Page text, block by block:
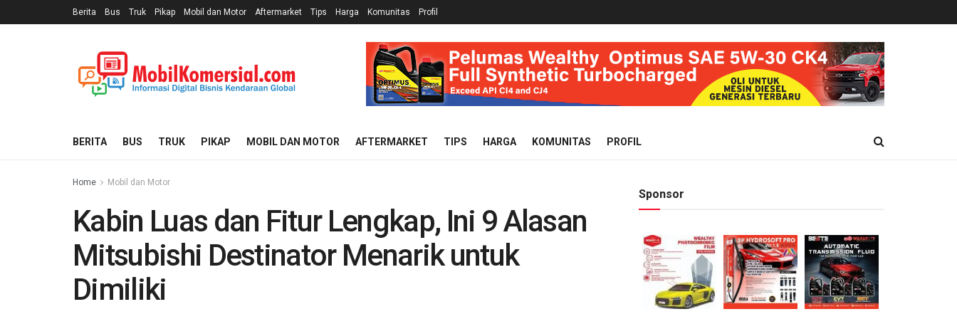
Berita Bus Truk Pikap Mobil dan Motor Aftermarket Tips Harga Komunitas Profil
BERITA BUS TRUK PIKAP MOBIL DAN MOTOR AFTERMARKET TIPS HARGA KOMUNITAS PROFIL
Home Mobil dan Motor
Kabin Luas dan Fitur Lengkap, Ini 9 Alasan
Mitsubishi Destinator Menarik untuk
Dimiliki
Sponsor